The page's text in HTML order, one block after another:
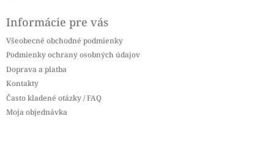
Informácie pre vás
Všeobecné obchodné podmienky
Podmienky ochrany osobných údajov
Doprava a platba
Kontakty
Často kladené otázky / FAQ
Moja objednávka